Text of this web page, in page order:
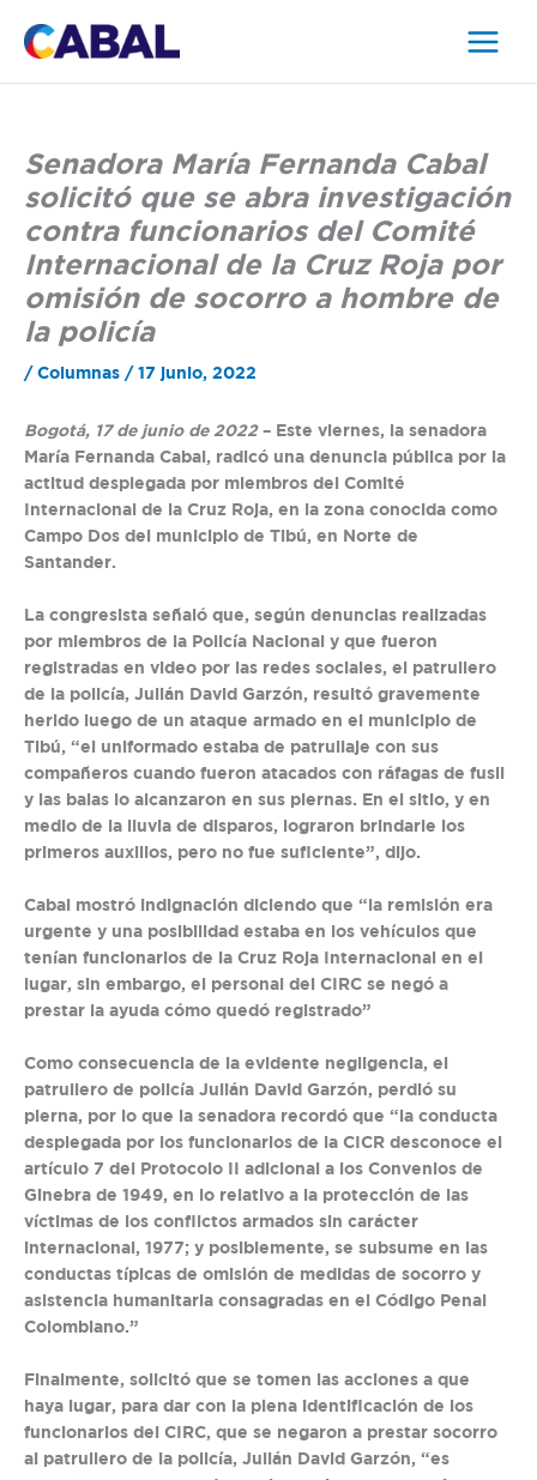
Senadora María Fernanda Cabal
solicitó que se abra investigación
contra funcionarios del Comité
Internacional de la Cruz Roja por
omisión de socorro a hombre de
la policía
/ Columnas / 17 junio, 2022
Bogotá, 17 de junio de 2022– Este viernes, la senadora
María Fernanda Cabal, radicó una denuncia pública por la
actitud desplegada por miembros del Comité
Internacional de la Cruz Roja, en la zona conocida como
Campo Dos del municipio de Tibú, en Norte de
Santander.
La congresista señaló que, según denuncias realizadas
por miembros de la Policía Nacional y que fueron
registradas en video por las redes sociales, el patrullero
de la policía, Julián David Garzón, resultó gravemente
herido luego de un ataque armado en el municipio de
Tibú, “el uniformado estaba de patrullaje con sus
compañeros cuando fueron atacados con ráfagas de fusil
y las balas lo alcanzaron en sus piernas. En el sitio, y en
medio de la lluvia de disparos, lograron brindarle los
primeros auxilios, pero no fue suficiente”, dijo.
Cabal mostró indignación diciendo que “la remisión era
urgente y una posibilidad estaba en los vehículos que
tenían funcionarios de la Cruz Roja Internacional en el
lugar, sin embargo, el personal del CIRC se negó a
prestar la ayuda cómo quedó registrado”
Como consecuencia de la evidente negligencia, el
patrullero de policía Julián David Garzón, perdió su
pierna, por lo que la senadora recordó que “la conducta
desplegada por los funcionarios de la CICR desconoce el
artículo 7 del Protocolo II adicional a los Convenios de
Ginebra de 1949, en lo relativo a la protección de las
víctimas de los conflictos armados sin carácter
internacional, 1977; y posiblemente, se subsume en las
conductas típicas de omisión de medidas de socorro y
asistencia humanitaria consagradas en el Código Penal
Colombiano.”
Finalmente, solicitó que se tomen las acciones a que
haya lugar, para dar con la plena identificación de los
funcionarios del CIRC, que se negaron a prestar socorro
al patrullero de la policía, Julián David Garzón, “es